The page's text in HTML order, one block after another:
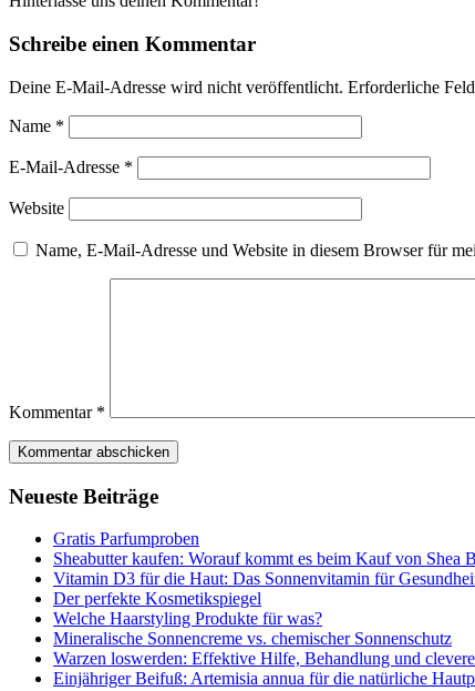
Schreibe einen Kommentar
Deine E-Mail-Adresse wird nicht veröffentlicht. Erforderliche
Name *
E-Mail-Adresse *
Website
Name, E-Mail-Adresse und Website in diesem Browser für
Kommentar *
Neueste Beiträge
Gratis Parfumproben
Sheabutter kaufen: Worauf kommt es beim Kauf von Shea
Vitamin D3 für die Haut: Das Sonnenvitamin für
Der perfekte Kosmetikspiegel
Welche Haarstyling Produkte für was?
Mineralische Sonnencreme vs. chemischer Sonnenschutz
Warzen loswerden: Effektive Hilfe, Behandlung und
Einjähriger Beifuß: Artemisia annua für die natürliche